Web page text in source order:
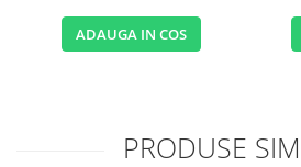
ADAUGA IN COS
PRODUSE